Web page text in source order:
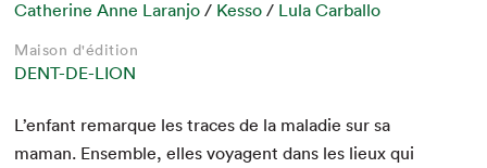
Catherine Anne Laranjo / Kesso / Lula Carballo
Maison d'édition
DENT-DE-LION
L’enfant remar­que les traces de la mal­adie sur sa
maman. Ensem­ble, elles voy­a­gent dans les lieux qui